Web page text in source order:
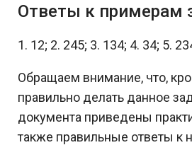
Ответы к примерам
1. 12; 2. 245; 3. 134; 4. 34; 5.
Обращаем внимание, что,
правильно делать данное
документа приведены
также правильные ответы к